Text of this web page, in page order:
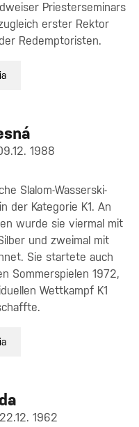
Priesterseminars
erster Rektor
Redemptoristen.
1988
Slalom-Wasserski-
der Kategorie K1. An
wurde sie viermal mit
und zweimal mit
Sie startete auch
Sommerspielen 1972,
Wettkampf K1
1962